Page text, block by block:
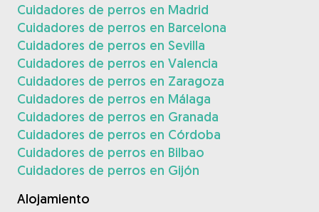
Cuidadores de perros en Madrid
Cuidadores de perros en Barcelona
Cuidadores de perros en Sevilla
Cuidadores de perros en Valencia
Cuidadores de perros en Zaragoza
Cuidadores de perros en Málaga
Cuidadores de perros en Granada
Cuidadores de perros en Córdoba
Cuidadores de perros en Bilbao
Cuidadores de perros en Gijón
Alojamiento